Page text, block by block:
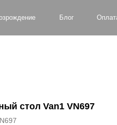
Оплата и доставка
Блог
стол Van1 VN697